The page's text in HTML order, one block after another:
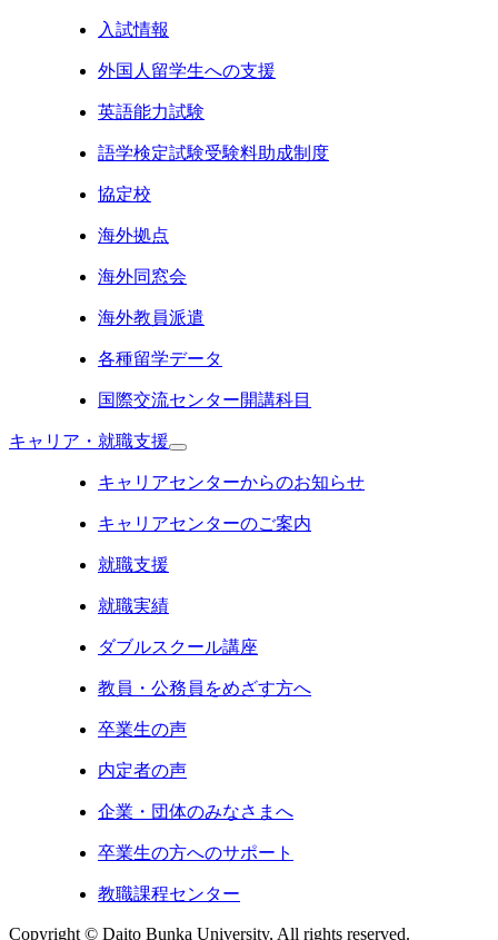
入試情報
外国人留学生への支援
英語能力試験
語学検定試験受験料助成制度
協定校
海外拠点
海外同窓会
海外教員派遣
各種留学データ
国際交流センター開講科目
キャリア・就職支援
キャリアセンターからのお知らせ
キャリアセンターのご案内
就職支援
就職実績
ダブルスクール講座
教員・公務員をめざす方へ
卒業生の声
内定者の声
企業・団体のみなさまへ
卒業生の方へのサポート
教職課程センター
Copyright © Daito Bunka University, All rights reserved.